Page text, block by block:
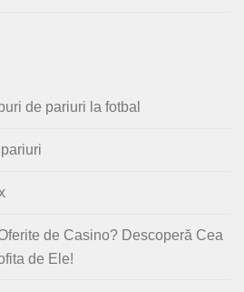
de pariuri la fotbal
de Casino? Descoperă Cea
de Ele!